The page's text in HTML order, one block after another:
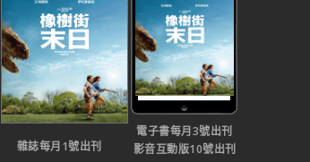
雜誌每月1號出刊
電子書每月3號出刊
影音互動版10號出刊